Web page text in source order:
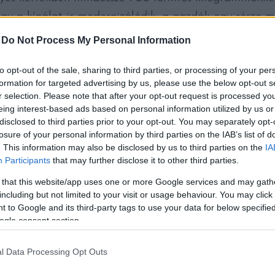
Do Not Process My Personal Information
opt-out of the sale, sharing to third parties, or processing of your
for targeted advertising by us, please use the below opt-out
selection. Please note that after your opt-out request is processed
interest-based ads based on personal information utilized by us
to third parties prior to your opt-out. You may separately
of your personal information by third parties on the IAB’s list of
This information may also be disclosed by us to third parties on the
Participants that may further disclose it to other third parties.
that this website/app uses one or more Google services and may
but not limited to your visit or usage behaviour. You may
to Google and its third-party tags to use your data for below
consent section.
Data Processing Opt Outs
a kínálat is modernizálódik: a gazdák egy része
is értékesíti a termést, a 3 literes kiszereléseket
és a nagyobb áruházakban a
miatt a fogyasztói árak a prémium
szintet is.